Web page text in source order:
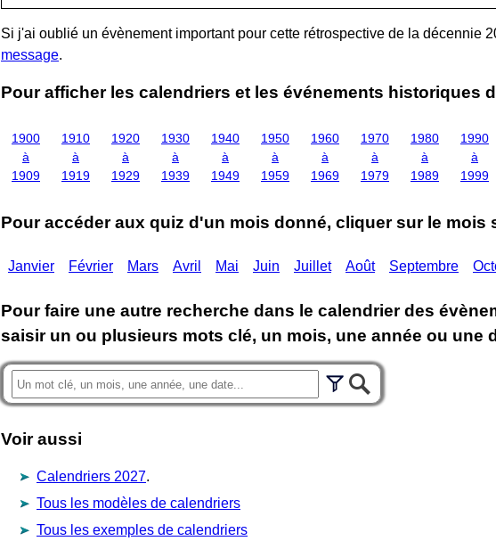
Si j'ai oublié un évènement important pour cette rétrospective de la décennie
message.
Pour afficher les calendriers et les événements historiques
1900
à
1909
1910
à
1919
1920
à
1929
1930
à
1939
1940
à
1949
1950
à
1959
1960
à
1969
1970
à
1979
1980
à
1989
1990
à
1999
Pour accéder aux quiz d'un mois donné, cliquer sur le mois
Janvier Février Mars Avril Mai Juin Juillet Août Septembre
Pour faire une autre recherche dans le calendrier des
saisir un ou plusieurs mots clé, un mois, une année ou une
Voir aussi
Calendriers 2027.
Tous les modèles de calendriers
Tous les exemples de calendriers